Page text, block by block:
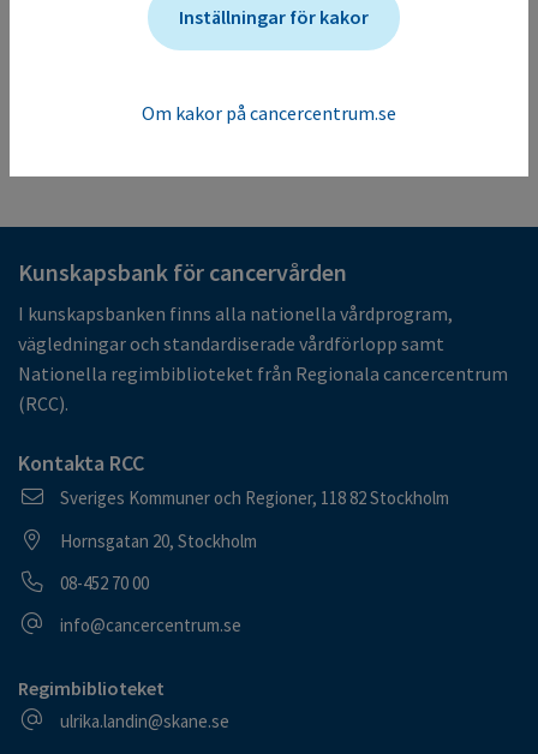
hemoglobin-nivån hos patienter med varm hemolys.
Mer information om studien för vårdgivare
Inställningar för kakor
Om kakor på cancercentrum.se
Kunskapsbank för cancervården
I kunskapsbanken finns alla nationella vårdprogram,
vägledningar och standardiserade vårdförlopp samt
Nationella regimbiblioteket från Regionala cancercentrum
(RCC).
Kontakta RCC
Postadress
Sveriges Kommuner och Regioner, 118 82 Stockholm
Besöksadress
Hornsgatan 20, Stockholm
Telefonnummer
08-452 70 00
E-postadress
info@cancercentrum.se
Regimbiblioteket
E-postadress
ulrika.landin@skane.se